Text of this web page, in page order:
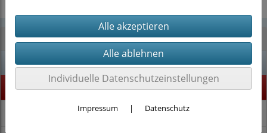
Kategorien
% SALE %
Highlight 73
Stöwers-Garnelenstube
Individuelle Datenschutzeinstellungen
Impressum | Datenschutz